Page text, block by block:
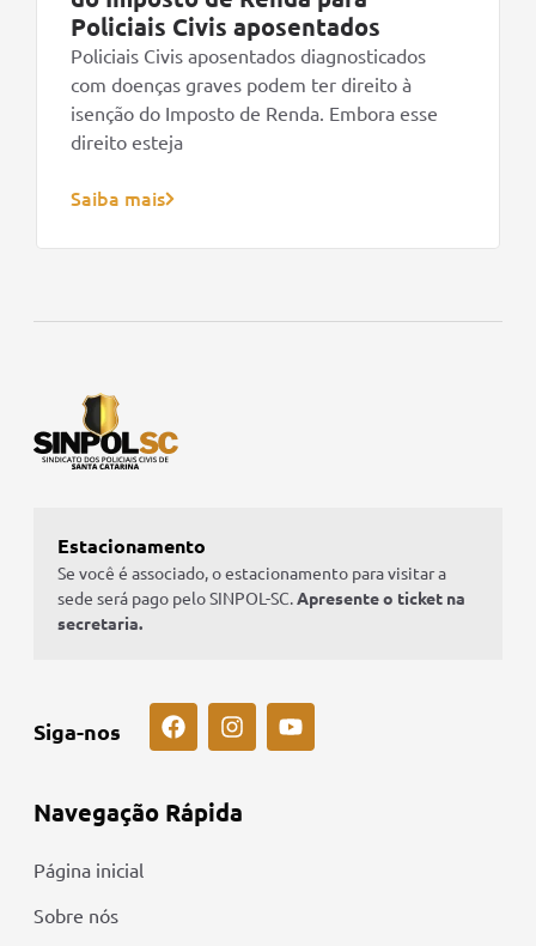
Policiais Civis aposentados
Policiais Civis aposentados diagnosticados
com doenças graves podem ter direito à
isenção do Imposto de Renda. Embora esse
direito esteja
Saiba mais
Estacionamento
Se você é associado, o estacionamento para visitar a
sede será pago pelo SINPOL-SC.Apresente o ticket na
secretaria.
Siga-nos
Navegação Rápida
Página inicial
Sobre nós